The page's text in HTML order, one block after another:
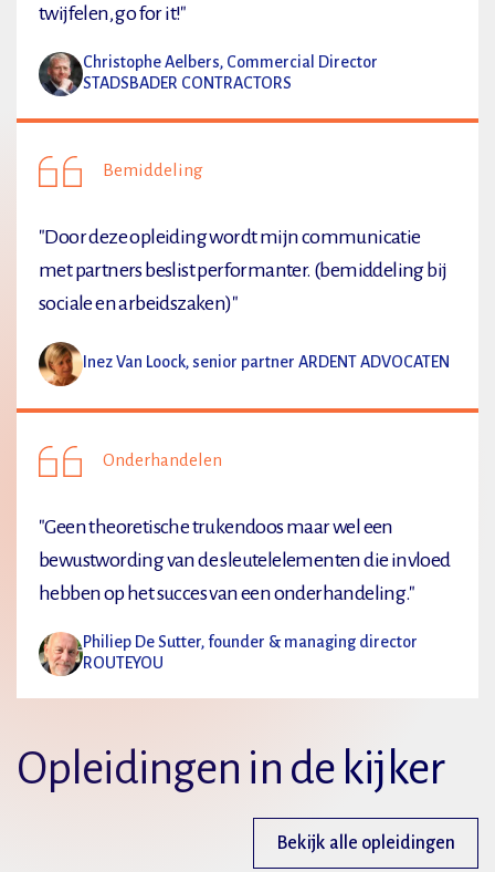
twijfelen, go for it!"
Christophe Aelbers, Commercial Director
STADSBADER CONTRACTORS
Bemiddeling
"Door deze opleiding wordt mijn communicatie
met partners beslist performanter. (bemiddeling bij
sociale en arbeidszaken)"
Inez Van Loock, senior partner ARDENT ADVOCATEN
Onderhandelen
"Geen theoretische trukendoos maar wel een
bewustwording van de sleutelelementen die invloed
hebben op het succes van een onderhandeling."
Philiep De Sutter, founder & managing director
ROUTEYOU
Opleidingen in de kijker
Bekijk alle opleidingen